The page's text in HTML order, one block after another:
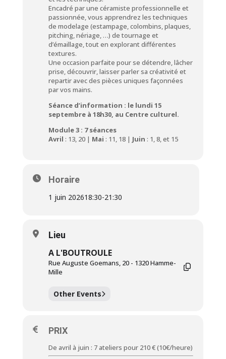
Encadré par une céramiste professionnelle et
passionnée, vous apprendrez les techniques
de modelage (estampage, colombins, plaques,
pitching, nériage, …) de tournage et
d’émaillage, tout en explorant différentes
textures.
Une occasion parfaite pour se détendre, lâcher
prise, découvrir, laisser parler sa créativité et
repartir avec des pièces uniques façonnées
par vos mains.
Séance d’information : le lundi 15
septembre à 18h30, au Centre culturel.
Module 3 : 7 séances
Avril : 13, 20 | Mai : 11, 18 | Juin : 1, 8, et 15
Horaire
1 juin 202618:30-21:30
Lieu
A L'BOUTROULE
Rue Auguste Goemans, 20 - 1320 Hamme-
Mille
Other Events
PRIX
De avril à juin : 7 ateliers pour 210 € (10€/heure)